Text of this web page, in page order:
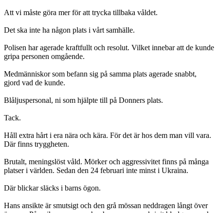
Att vi måste göra mer för att trycka tillbaka våldet.
Det ska inte ha någon plats i vårt samhälle.
Polisen har agerade kraftfullt och resolut. Vilket innebar att de kunde
gripa personen omgående.
Medmänniskor som befann sig på samma plats agerade snabbt,
gjord vad de kunde.
Blåljuspersonal, ni som hjälpte till på Donners plats.
Tack.
Håll extra hårt i era nära och kära. För det är hos dem man vill vara.
Där finns tryggheten.
Brutalt, meningslöst våld. Mörker och aggressivitet finns på många
platser i världen. Sedan den 24 februari inte minst i Ukraina.
Där blickar släcks i barns ögon.
Hans ansikte är smutsigt och den grå mössan neddragen långt över